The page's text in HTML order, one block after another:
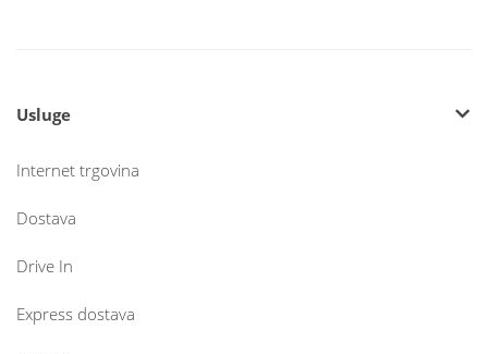
Usluge
Internet trgovina
Dostava
Drive In
Express dostava